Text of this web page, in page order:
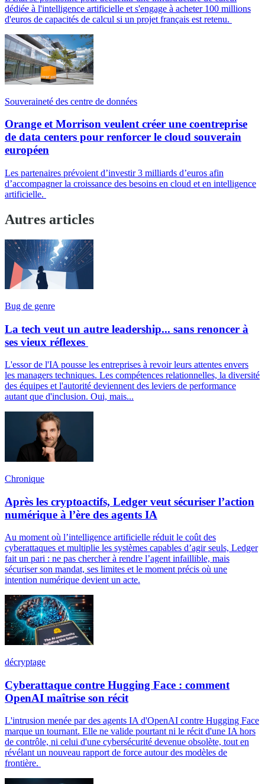
dédiée à l'intelligence artificielle et s'engage à acheter 100 millions
d'euros de capacités de calcul si un projet français est retenu.
Souveraineté des centre de données
Orange et Morrison veulent créer une coentreprise
de data centers pour renforcer le cloud souverain
européen
Les partenaires prévoient d’investir 3 milliards d’euros afin
d’accompagner la croissance des besoins en cloud et en intelligence
artificielle.
Autres articles
Bug de genre
La tech veut un autre leadership... sans renoncer à
ses vieux réflexes
L'essor de l'IA pousse les entreprises à revoir leurs attentes envers
les managers techniques. Les compétences relationnelles, la diversité
des équipes et l'autorité deviennent des leviers de performance
autant que d'inclusion. Oui, mais...
Chronique
Après les cryptoactifs, Ledger veut sécuriser l’action
numérique à l’ère des agents IA
Au moment où l’intelligence artificielle réduit le coût des
cyberattaques et multiplie les systèmes capables d’agir seuls, Ledger
fait un pari : ne pas chercher à rendre l’agent infaillible, mais
sécuriser son mandat, ses limites et le moment précis où une
intention numérique devient un acte.
décryptage
Cyberattaque contre Hugging Face : comment
OpenAI maîtrise son récit
L'intrusion menée par des agents IA d'OpenAI contre Hugging Face
marque un tournant. Elle ne valide pourtant ni le récit d'une IA hors
de contrôle, ni celui d'une cybersécurité devenue obsolète, tout en
révélant un nouveau rapport de force autour des modèles de
frontière.